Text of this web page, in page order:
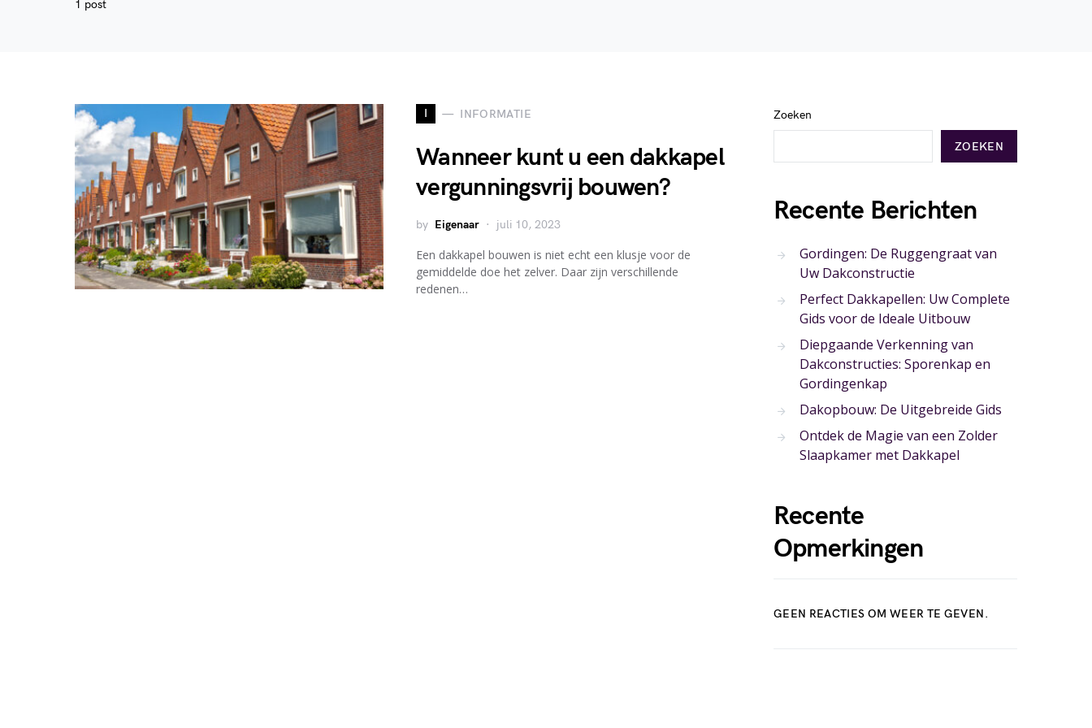
1 post
I INFORMATIE
Wanneer kunt u een dakkapel
vergunningsvrij bouwen?
by Eigenaar juli 10, 2023
Een dakkapel bouwen is niet echt een klusje voor de
gemiddelde doe het zelver. Daar zijn verschillende
redenen…
Zoeken
ZOEKEN
Recente Berichten
Gordingen: De Ruggengraat van
Uw Dakconstructie
Perfect Dakkapellen: Uw Complete
Gids voor de Ideale Uitbouw
Diepgaande Verkenning van
Dakconstructies: Sporenkap en
Gordingenkap
Dakopbouw: De Uitgebreide Gids
Ontdek de Magie van een Zolder
Slaapkamer met Dakkapel
Recente
Opmerkingen
GEEN REACTIES OM WEER TE GEVEN.